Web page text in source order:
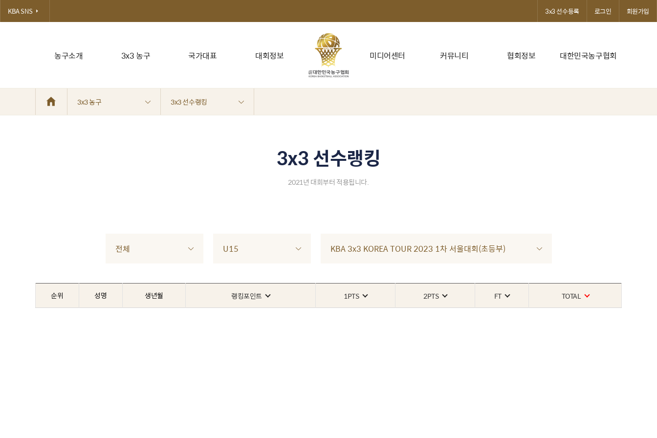
농구소개 3x3 농구 국가대표 대회정보 미디어센터 커뮤니티 협회정보 대한민국농구협회
KBA SNS 3x3 선수등록 로그인 회원가입
3x3 농구 3x3 선수랭킹
3x3 선수랭킹
2021년 대회부터 적용됩니다.
전체 U15 KBA 3x3 KOREA TOUR 2023 1차 서울대회(초등부)
순위 성명 생년월 랭킹포인트 1PTS 2PTS FT TOTAL